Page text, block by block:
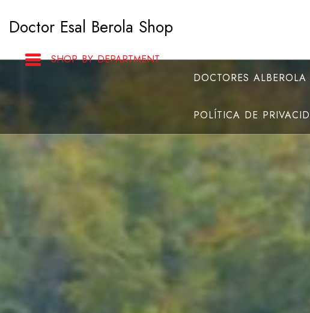
Doctor Esal Berola Shop
SHOP BY DEPARTMENT
DOCTORES
POLÍTICA DE